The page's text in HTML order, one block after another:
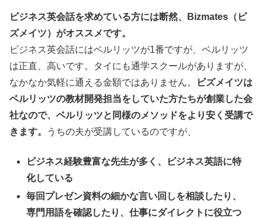
ビジネス英会話を求めている方には断然、Bizmates（ビ
ズメイツ）がオススメです。
ビジネス英会話にはベルリッツが1番ですが、ベルリッツ
は正直、高いです。タイにも通学スクールがありますが、
なかなか気軽に通える金額ではありません。
ビズメイツは
ベルリッツの教材開発担当をしていた方たちが創業した会
社なので、ベルリッツと同様のメソッドをより安く受講で
きます。
うちの夫が受講しているのですが、
ビジネス経験豊富な先生が多く、ビジネス英語に特
化している
毎回プレゼン資料の細かな言い回しを相談したり、
専門用語を確認したり、仕事にダイレクトに役立つ